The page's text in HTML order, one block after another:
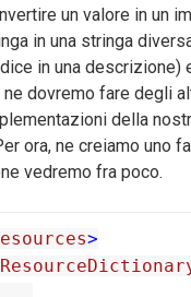
un valore in un
in una stringa
in una descrizione)
dovremo fare degli
della
ora, ne creiamo uno
vedremo fra poco.
>